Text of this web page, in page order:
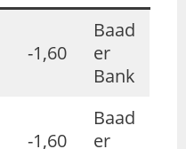
-1,60
Baad
er
Bank
-1,60
Baad
er